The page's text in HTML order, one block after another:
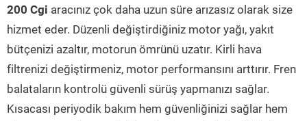
200 Cgi aracınız çok daha uzun süre arızasız olarak size
hizmet eder. Düzenli değiştirdiğiniz motor yağı, yakıt
bütçenizi azaltır, motorun ömrünü uzatır. Kirli hava
filtrenizi değiştirmeniz, motor performansını arttırır. Fren
balataların kontrolü güvenli sürüş yapmanızı sağlar.
Kısacası periyodik bakım hem güvenliğinizi sağlar hem